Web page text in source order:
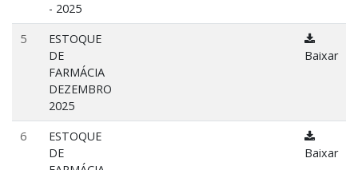
- 2025
5
ESTOQUE
DE
FARMÁCIA
DEZEMBRO
2025
Baixar
6
ESTOQUE
DE
Baixar